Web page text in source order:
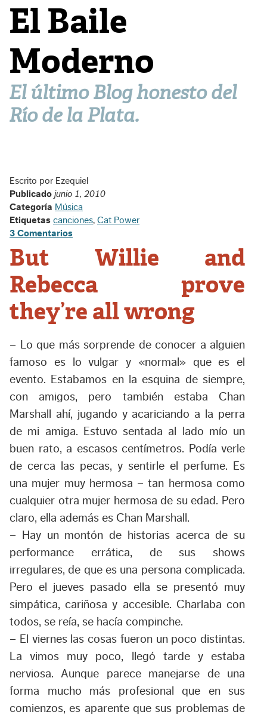
El Baile
Moderno
El último Blog honesto del
Río de la Plata.
Escrito por Ezequiel
Publicado junio 1, 2010
Categoría Música
Etiquetas canciones, Cat Power
3 Comentarios
But Willie and
Rebecca prove
they’re all wrong
– Lo que más sorprende de conocer a alguien
famoso es lo vulgar y «normal» que es el
evento. Estabamos en la esquina de siempre,
con amigos, pero también estaba Chan
Marshall ahí, jugando y acariciando a la perra
de mi amiga. Estuvo sentada al lado mío un
buen rato, a escasos centímetros. Podía verle
de cerca las pecas, y sentirle el perfume. Es
una mujer muy hermosa – tan hermosa como
cualquier otra mujer hermosa de su edad. Pero
claro, ella además es Chan Marshall.
– Hay un montón de historias acerca de su
performance errática, de sus shows
irregulares, de que es una persona complicada.
Pero el jueves pasado ella se presentó muy
simpática, cariñosa y accesible. Charlaba con
todos, se reía, se hacía compinche.
– El viernes las cosas fueron un poco distintas.
La vimos muy poco, llegó tarde y estaba
nerviosa. Aunque parece manejarse de una
forma mucho más profesional que en sus
comienzos, es aparente que sus problemas de